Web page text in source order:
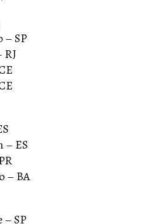
– SP
RJ
– ES
– BA
– SP